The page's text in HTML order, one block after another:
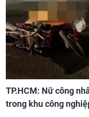
TP.HCM: Nữ công
trong khu công